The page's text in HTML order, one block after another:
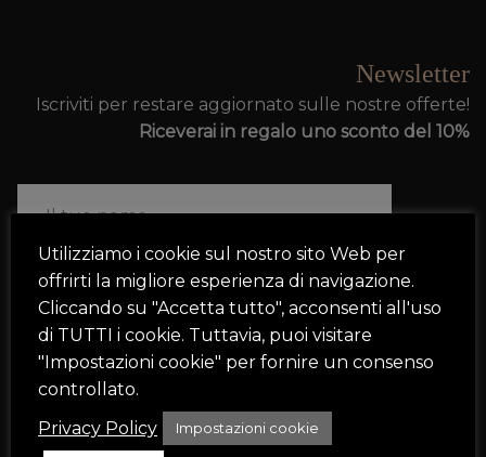
Newsletter
Iscriviti per restare aggiornato sulle nostre offerte!
Riceverai in regalo uno sconto del 10%
Ho letto e accetto i termini e le condizioni
Utilizziamo i cookie sul nostro sito Web per
offrirti la migliore esperienza di navigazione.
Cliccando su "Accetta tutto", acconsenti all'uso
di TUTTI i cookie. Tuttavia, puoi visitare
"Impostazioni cookie" per fornire un consenso
controllato.
Privacy Policy
Impostazioni cookie